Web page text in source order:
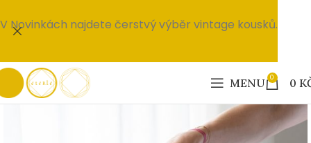
MENU 0 0
V Novinkách najdete čerstvý výběr vintage kousků.